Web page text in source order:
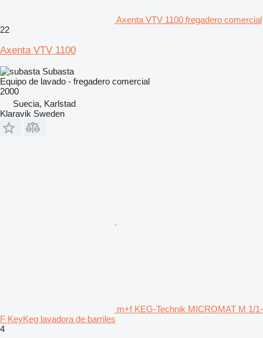
Axenta VTV 1100 fregadero comercial
22
Axenta VTV 1100
Subasta
Equipo de lavado - fregadero comercial
2000
Suecia, Karlstad
Klaravik Sweden
m+f KEG-Technik MICROMAT M 1/1-
F KeyKeg lavadora de barriles
4